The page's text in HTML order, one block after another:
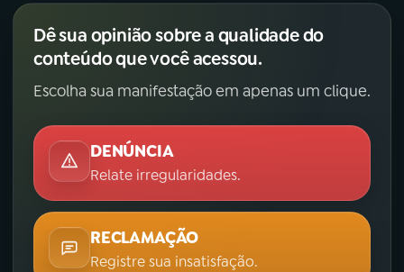
Dê sua opinião sobre a qualidade do
conteúdo que você acessou.
Escolha sua manifestação em apenas um clique.
DENÚNCIA
Relate irregularidades.
RECLAMAÇÃO
Registre sua insatisfação.